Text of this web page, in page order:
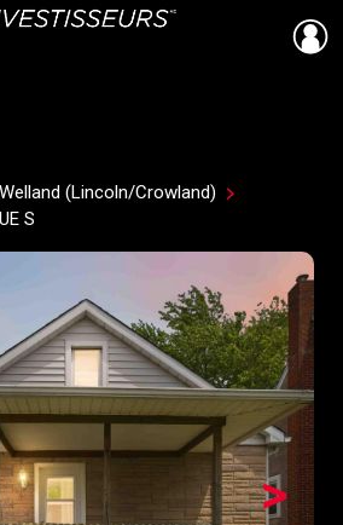
Welland (Lincoln/Crowland)
S
>